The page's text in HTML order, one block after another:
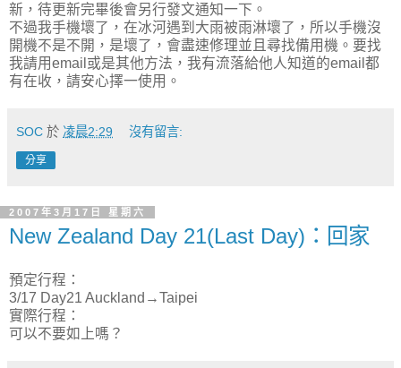
新，待更新完畢後會另行發文通知一下。
不過我手機壞了，在冰河遇到大雨被雨淋壞了，所以手機沒
開機不是不開，是壞了，會盡速修理並且尋找備用機。要找
我請用email或是其他方法，我有流落給他人知道的email都
有在收，請安心擇一使用。
SOC 於 凌晨2:29 沒有留言:
分享
2007年3月17日 星期六
New Zealand Day 21(Last Day)：回家
預定行程：
3/17 Day21 Auckland→Taipei
實際行程：
可以不要如上嗎？